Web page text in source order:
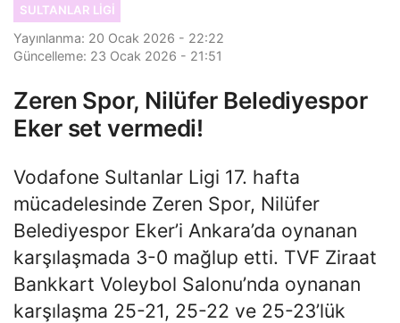
SULTANLAR LIGI
Yayınlanma: 20 Ocak 2026 - 22:22
Güncelleme: 23 Ocak 2026 - 21:51
Zeren Spor, Nilüfer Belediyespor
Eker set vermedi!
Vodafone Sultanlar Ligi 17. hafta
mücadelesinde Zeren Spor, Nilüfer
Belediyespor Eker’i Ankara’da oynanan
karşılaşmada 3-0 mağlup etti. TVF Ziraat
Bankkart Voleybol Salonu’nda oynanan
karşılaşma 25-21, 25-22 ve 25-23’lük